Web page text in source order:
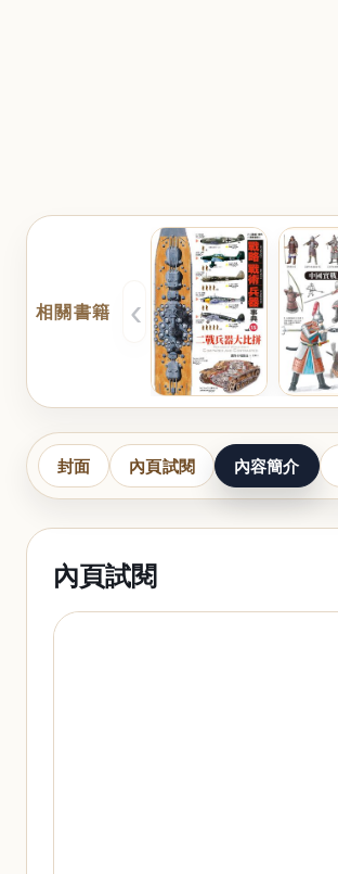
相關書籍 ‹
封面 內頁試閱 內容簡介
內頁試閱